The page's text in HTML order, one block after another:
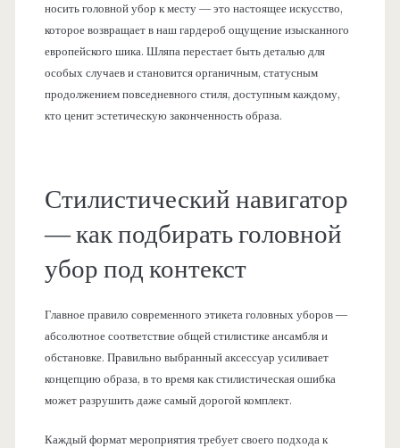
носить головной убор к месту — это настоящее искусство,
которое возвращает в наш гардероб ощущение изысканного
европейского шика. Шляпа перестает быть деталью для
особых случаев и становится органичным, статусным
продолжением повседневного стиля, доступным каждому,
кто ценит эстетическую законченность образа.
Стилистический навигатор
— как подбирать головной
убор под контекст
Главное правило современного этикета головных уборов —
абсолютное соответствие общей стилистике ансамбля и
обстановке. Правильно выбранный аксессуар усиливает
концепцию образа, в то время как стилистическая ошибка
может разрушить даже самый дорогой комплект.
Каждый формат мероприятия требует своего подхода к